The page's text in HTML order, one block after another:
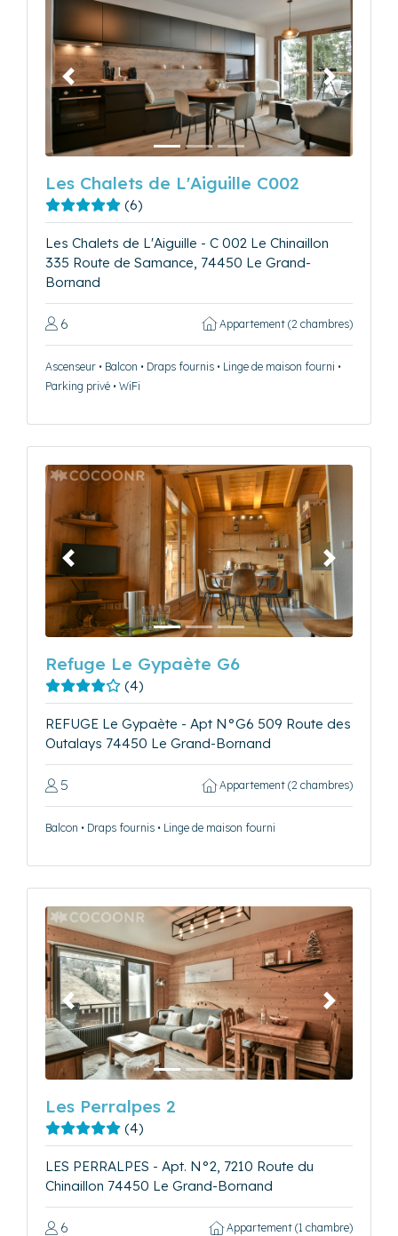
Précédent Suivant
Les Chalets de L'Aiguille C002
(6)
Les Chalets de L'Aiguille - C 002 Le Chinaillon
335 Route de Samance, 74450 Le Grand-
Bornand
6 Appartement (2 chambres)
Ascenseur • Balcon • Draps fournis • Linge de maison fourni •
Parking privé • WiFi
Précédent Suivant
Refuge Le Gypaète G6
(4)
REFUGE Le Gypaète - Apt N°G6 509 Route des
Outalays 74450 Le Grand-Bornand
5 Appartement (2 chambres)
Balcon • Draps fournis • Linge de maison fourni
Précédent Suivant
Les Perralpes 2
(4)
LES PERRALPES - Apt. N°2, 7210 Route du
Chinaillon 74450 Le Grand-Bornand
6 Appartement (1 chambre)